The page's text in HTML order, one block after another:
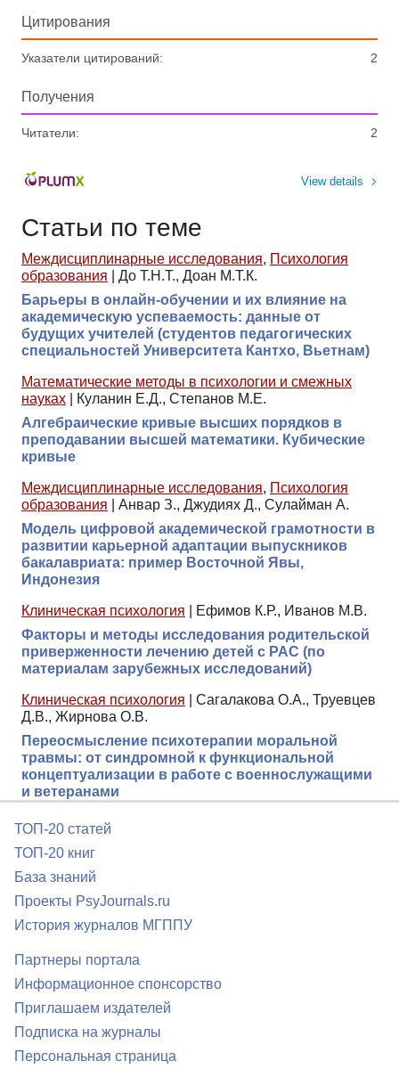
Цитирования
Указатели цитирований: 2
Получения
Читатели: 2
View details
Статьи по теме
Междисциплинарные исследования, Психология
образования
До Т.Н.Т., Доан М.Т.К.
Барьеры в онлайн-обучении и их влияние на
академическую успеваемость: данные от
будущих учителей (студентов педагогических
специальностей Университета Кантхо, Вьетнам)
Математические методы в психологии и смежных
науках
Куланин Е.Д., Степанов М.Е.
Алгебраические кривые высших порядков в
преподавании высшей математики. Кубические
кривые
Междисциплинарные исследования, Психология
образования
Анвар З., Джудиях Д., Сулайман А.
Модель цифровой академической грамотности в
развитии карьерной адаптации выпускников
бакалавриата: пример Восточной Явы,
Индонезия
Клиническая психология
Ефимов К.Р., Иванов М.В.
Факторы и методы исследования родительской
приверженности лечению детей с РАС (по
материалам зарубежных исследований)
Клиническая психология
Сагалакова О.А., Труевцев
Д.В., Жирнова О.В.
Переосмысление психотерапии моральной
травмы: от синдромной к функциональной
концептуализации в работе с военнослужащими
и ветеранами
ТОП-20 статей
ТОП-20 книг
База знаний
Проекты PsyJournals.ru
История журналов МГППУ
Партнеры портала
Информационное спонсорство
Приглашаем издателей
Подписка на журналы
Персональная страница